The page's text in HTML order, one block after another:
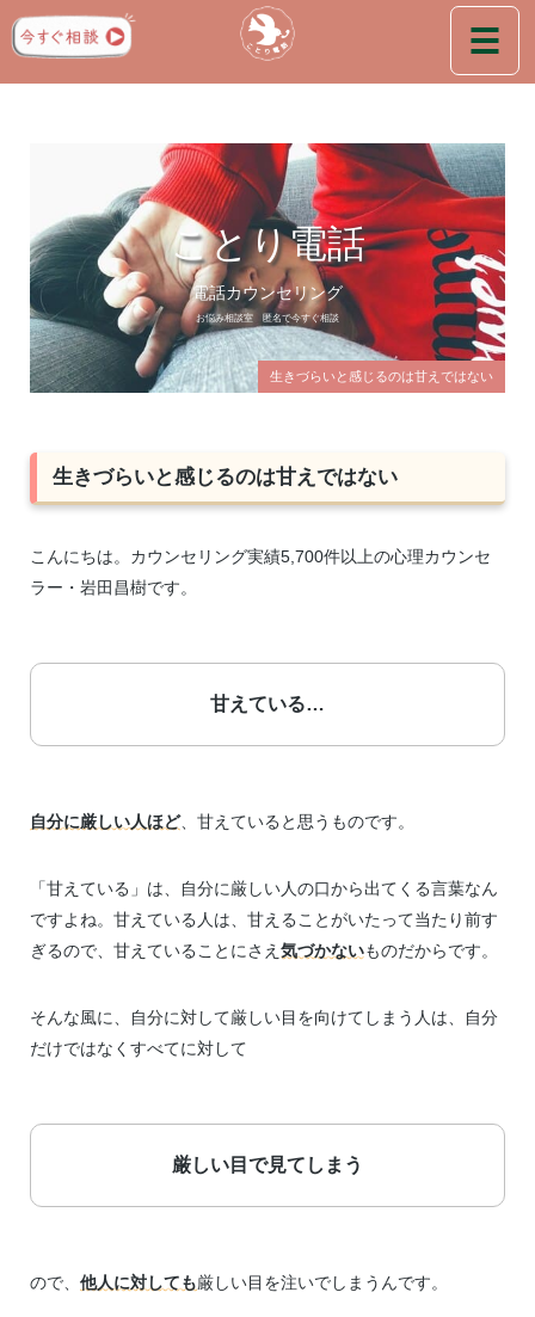
ことり電話
電話カウンセリング
お悩み相談室 匿名で今すぐ相談
生きづらいと感じるのは甘えではない
生きづらいと感じるのは甘えではない
こんにちは。カウンセリング実績5,700件以上の心理カウンセ
ラー・岩田昌樹です。
甘えている…
自分に厳しい人ほど、甘えていると思うものです。
「甘えている」は、自分に厳しい人の口から出てくる言葉なん
ですよね。甘えている人は、甘えることがいたって当たり前す
ぎるので、甘えていることにさえ 気づかないものだからです。
そんな風に、自分に対して厳しい目を向けてしまう人は、自分
だけではなくすべてに対して
厳しい目で見てしまう
ので、 他人に対しても厳しい目を注いでしまうんです。